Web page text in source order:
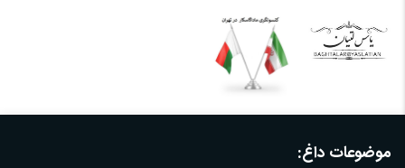
موضوعات داغ: